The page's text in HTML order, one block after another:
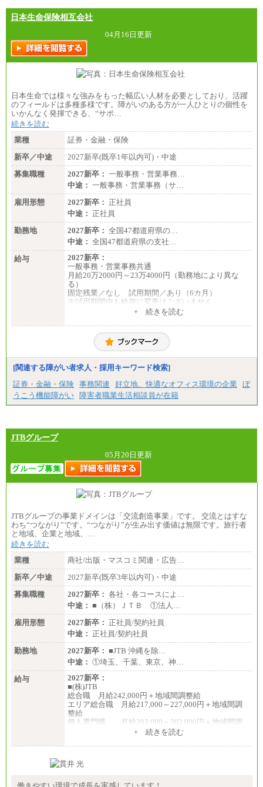
す。
中途：
全職種共通
月給制
226,600円～390,100円（勤務地域等により異なりま
す）
・ご経験やスキルを考慮し、選考の中で決定いたし
ます。
日本生命保険相互会社
04月16日更新
日本生命では様々な強みをもった幅広い人材を必要としており、活躍
のフィールドは多種多様です。障がいのある方が一人ひとりの個性を
いかんなく発揮できる、“サポ…
続きを読む
業種
証券・金融・保険
新卒／中途
2027新卒(既卒1年以内可)・中途
募集職種
2027新卒： 一般事務・営業事務…
中途： 一般事務・営業事務（サ…
雇用形態
2027新卒： 正社員
中途： 正社員
勤務地
2027新卒： 全国47都道府県の…
中途： 全国47都道府県の支社…
給与
2027新卒：
一般事務・営業事務共通
月給20万2000円～23万4000円（勤務地により異な
る）
固定残業／なし 試用期間／あり（6カ月）
※試用期間中も給与に変更はございません
月給20万2000円～23万4000円（勤務地により異な
固定残業／なし 試用期間／あり（6か月）
+ 続きを読む
[関連する障がい者求人・採用キーワード検索]
証券・金融・保険 事務関連 好立地、快適なオフィス環境の企業
ぼ
うこう機能障がい 障害者職業生活相談員が在籍
JTBグループ
05月20日更新
JTBグループの事業ドメインは「交流創造事業」です。 交流とはすな
わち“つながり”です。“つながり”が生み出す価値は無限です。旅行者
と地域、企業と地域、…
続きを読む
業種
商社/出版・マスコミ関連・広告…
新卒／中途
2027新卒(既卒3年以内可)・中途
募集職種
2027新卒： 各社・各コースによ…
中途： ■（株）ＪＴＢ ①法人…
雇用形態
2027新卒： 正社員/契約社員
中途： 正社員/契約社員
勤務地
2027新卒： ■JTB 沖縄を除…
中途： ①埼玉、千葉、東京、神…
給与
2027新卒：
■(株)JTB
総合職 月給242,000円＋地域間調整給
エリア総合職 月給217,000～227,000円＋地域間調
整給
個人専門職 月給202,000～202,000円＋地域間調
総合職 月給208,000～235,000円
※詳細はJTBキャリアサイトよりご確認ください。
+ 続きを読む